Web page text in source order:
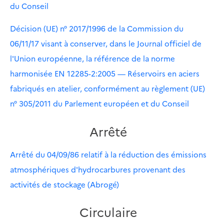
du Conseil
Décision (UE) n° 2017/1996 de la Commission du
06/11/17 visant à conserver, dans le Journal officiel de
l'Union européenne, la référence de la norme
harmonisée EN 12285-2:2005 — Réservoirs en aciers
fabriqués en atelier, conformément au règlement (UE)
n° 305/2011 du Parlement européen et du Conseil
Arrêté
Arrêté du 04/09/86 relatif à la réduction des émissions
atmosphériques d'hydrocarbures provenant des
activités de stockage (Abrogé)
Circulaire